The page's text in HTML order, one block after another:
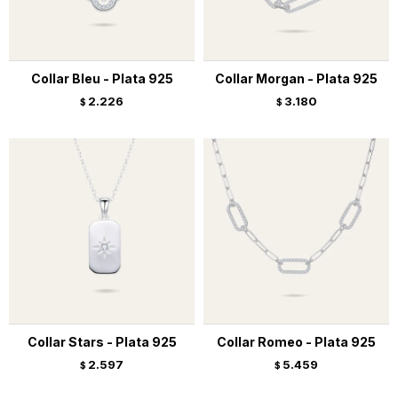
Collar Bleu - Plata 925
$ 2.226
Collar Morgan - Plata 925
$ 3.180
Collar Stars - Plata 925
$ 2.597
Collar Romeo - Plata 925
$ 5.459